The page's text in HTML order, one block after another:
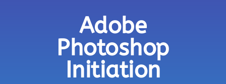
Adobe
Photoshop
Initiation